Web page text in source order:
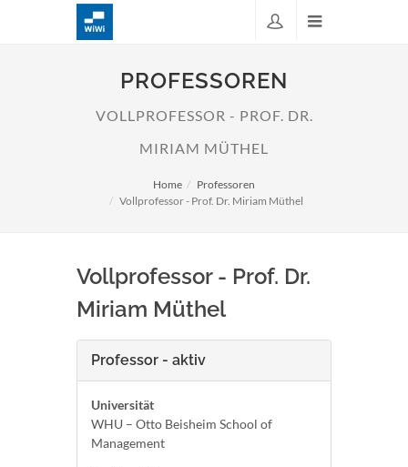
PROFESSOREN
VOLLPROFESSOR - PROF. DR.
MIRIAM MÜTHEL
Home
Professoren
Vollprofessor - Prof. Dr. Miriam Müthel
Vollprofessor - Prof. Dr.
Miriam Müthel
Professor - aktiv
Universität
WHU – Otto Beisheim School of
Management